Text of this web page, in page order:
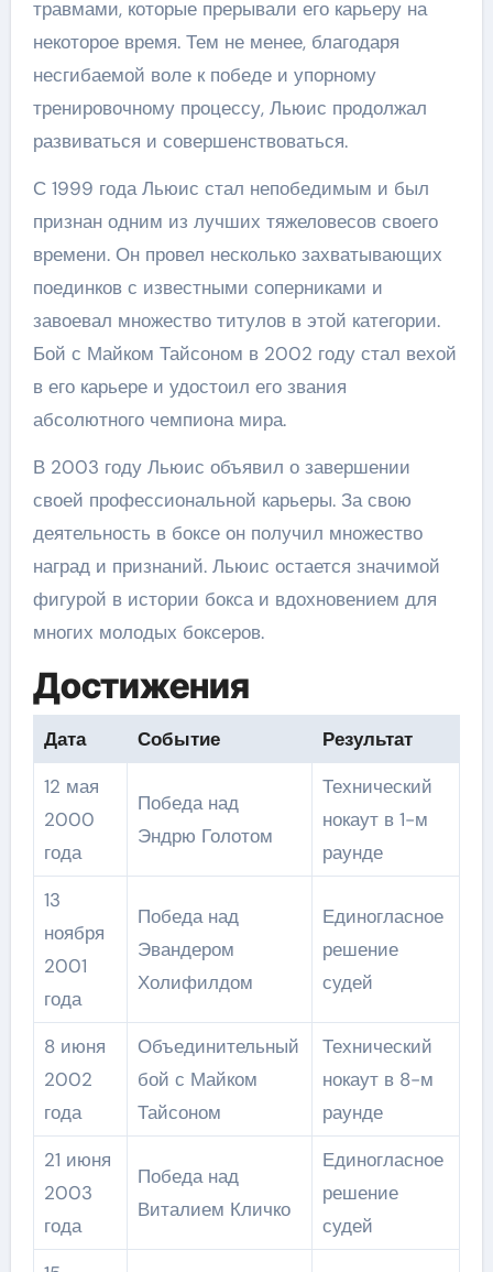
травмами, которые прерывали его карьеру на
некоторое время. Тем не менее, благодаря
несгибаемой воле к победе и упорному
тренировочному процессу, Льюис продолжал
развиваться и совершенствоваться.
С 1999 года Льюис стал непобедимым и был
признан одним из лучших тяжеловесов своего
времени. Он провел несколько захватывающих
поединков с известными соперниками и
завоевал множество титулов в этой категории.
Бой с Майком Тайсоном в 2002 году стал вехой
в его карьере и удостоил его звания
абсолютного чемпиона мира.
В 2003 году Льюис объявил о завершении
своей профессиональной карьеры. За свою
деятельность в боксе он получил множество
наград и признаний. Льюис остается значимой
фигурой в истории бокса и вдохновением для
многих молодых боксеров.
Достижения
Дата Событие
Результат
12 мая
2000
года
Победа над
Эндрю Голотом
Технический
нокаут в 1-м
раунде
13
ноября
2001
года
Победа над
Эвандером
Холифилдом
Единогласное
решение
судей
8 июня
2002
года
Объединительный
бой с Майком
Тайсоном
Технический
нокаут в 8-м
раунде
21 июня
2003
года
Победа над
Виталием Кличко
Единогласное
решение
судей